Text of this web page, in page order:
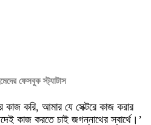
ফেসবুক স্ট্যাটাস
কাজ করি, আমার যে সেক্টরে কাজ করার
কাজ করতে চাই জগন্নাথের স্বার্থে।’